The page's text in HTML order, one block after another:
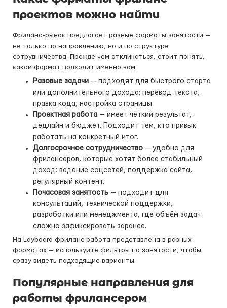
проектов можно найти
Фриланс-рынок предлагает разные форматы занятости —
не только по направлению, но и по структуре
сотрудничества. Прежде чем откликаться, стоит понять,
какой формат подходит именно вам.
Разовые задачи — подходят для быстрого старта
или дополнительного дохода: перевод текста,
правка кода, настройка страницы.
Проектная работа — имеет чёткий результат,
дедлайн и бюджет. Подходит тем, кто привык
работать на конкретный итог.
Долгосрочное сотрудничество — удобно для
фрилансеров, которые хотят более стабильный
доход: ведение соцсетей, поддержка сайта,
регулярный контент.
Почасовая занятость — подходит для
консультаций, технической поддержки,
разработки или менеджмента, где объём задач
сложно зафиксировать заранее.
На Layboard фриланс работа представлена в разных
форматах — используйте фильтры по занятости, чтобы
сразу видеть подходящие варианты.
Популярные направления для
работы фрилансером